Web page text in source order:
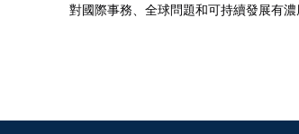
對國際事務、全球問題和可持續發展有